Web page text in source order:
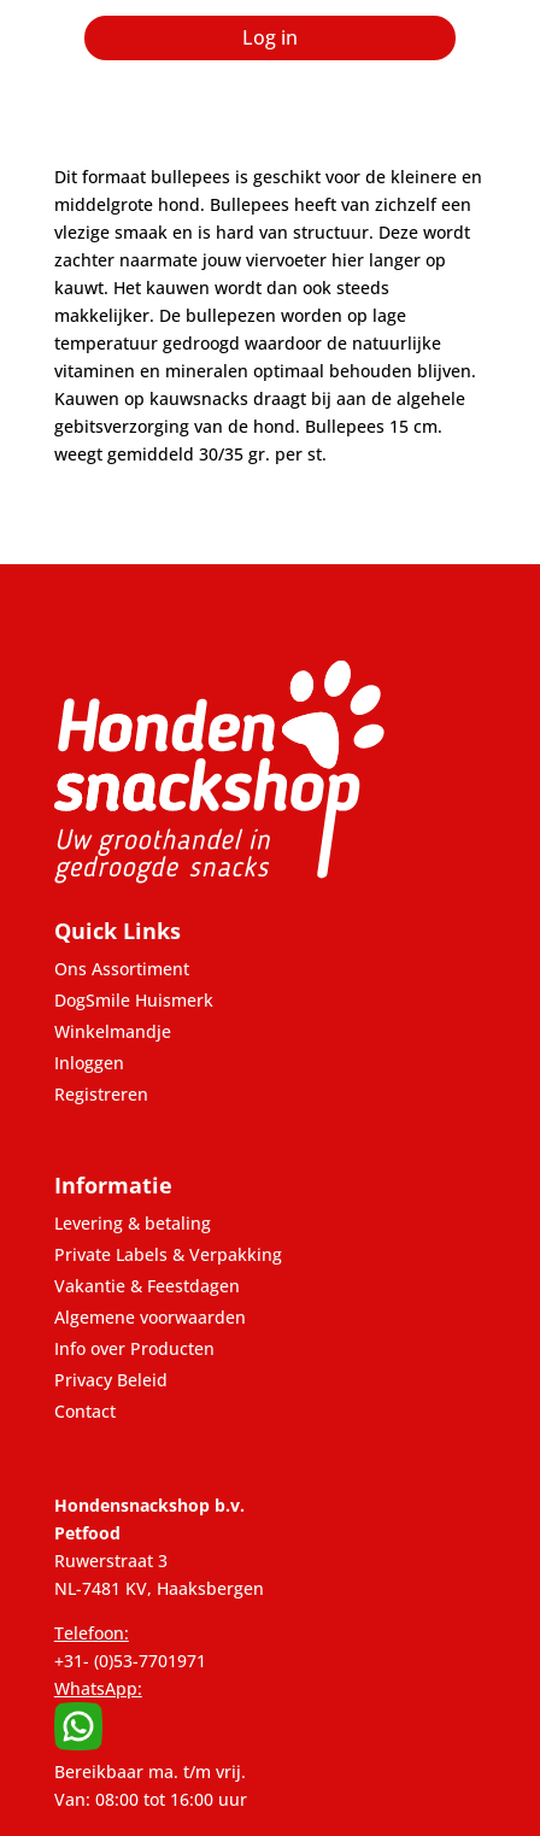
Log in
Dit formaat bullepees is geschikt voor de kleinere en
middelgrote hond. Bullepees heeft van zichzelf een
vlezige smaak en is hard van structuur. Deze wordt
zachter naarmate jouw viervoeter hier langer op
kauwt. Het kauwen wordt dan ook steeds
makkelijker. De bullepezen worden op lage
temperatuur gedroogd waardoor de natuurlijke
vitaminen en mineralen optimaal behouden blijven.
Kauwen op kauwsnacks draagt bij aan de algehele
gebitsverzorging van de hond. Bullepees 15 cm.
weegt gemiddeld 30/35 gr. per st.
Quick Links
Ons Assortiment
DogSmile Huismerk
Winkelmandje
Inloggen
Registreren
Informatie
Levering & betaling
Private Labels & Verpakking
Vakantie & Feestdagen
Algemene voorwaarden
Info over Producten
Privacy Beleid
Contact
Hondensnackshop b.v.
Petfood
Ruwerstraat 3
NL-7481 KV, Haaksbergen
Telefoon:
+31- (0)53-7701971
WhatsApp:
Bereikbaar ma. t/m vrij.
Van: 08:00 tot 16:00 uur